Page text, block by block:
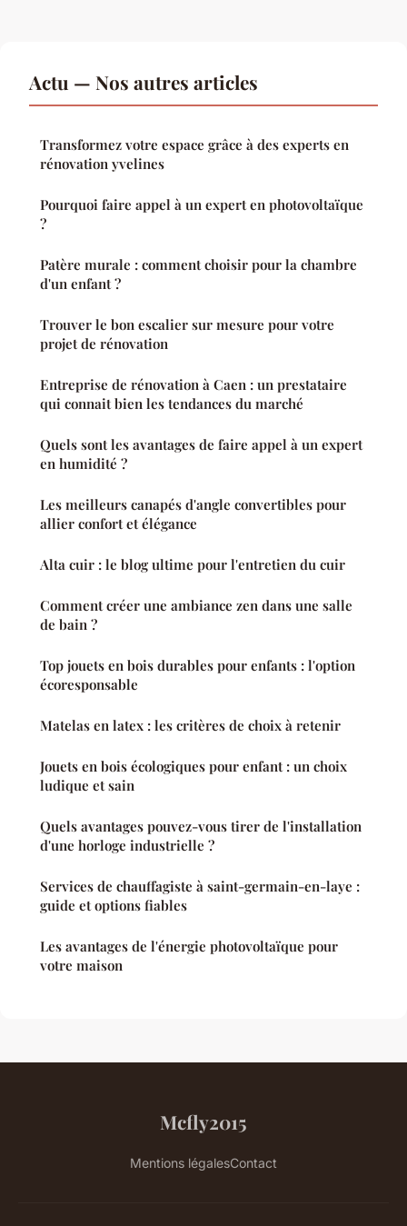
Actu — Nos autres articles
Transformez votre espace grâce à des experts en
rénovation yvelines
Pourquoi faire appel à un expert en photovoltaïque
?
Patère murale : comment choisir pour la chambre
d'un enfant ?
Trouver le bon escalier sur mesure pour votre
projet de rénovation
Entreprise de rénovation à Caen : un prestataire
qui connait bien les tendances du marché
Quels sont les avantages de faire appel à un expert
en humidité ?
Les meilleurs canapés d'angle convertibles pour
allier confort et élégance
Alta cuir : le blog ultime pour l'entretien du cuir
Comment créer une ambiance zen dans une salle
de bain ?
Top jouets en bois durables pour enfants : l'option
écoresponsable
Matelas en latex : les critères de choix à retenir
Jouets en bois écologiques pour enfant : un choix
ludique et sain
Quels avantages pouvez-vous tirer de l'installation
d'une horloge industrielle ?
Services de chauffagiste à saint-germain-en-laye :
guide et options fiables
Les avantages de l'énergie photovoltaïque pour
votre maison
Mcfly2015
Mentions légalesContact